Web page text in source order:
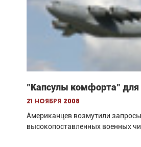
"Капсулы комфорта" для
21 ноября 2008
Американцев возмутили запросы
высокопоставленных военных